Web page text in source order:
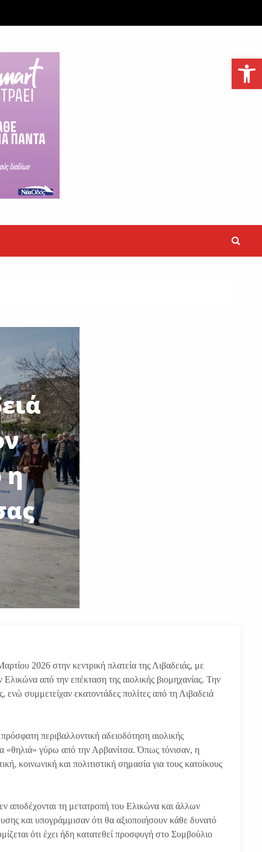
η
2026 στην κεντρική πλατεία της Λιβαδειάς, με
από την επέκταση της αιολικής βιομηχανίας. Την
συμμετείχαν εκατοντάδες πολίτες από τη Λιβαδειά
περιβαλλοντική αδειοδότηση αιολικής
«θηλιά» γύρω από την Αρβανίτσα. Όπως τόνισαν, η
κοινωνική και πολιτιστική σημασία για τους κατοίκους
αποδέχονται τη μετατροπή του Ελικώνα και άλλων
και υπογράμμισαν ότι θα αξιοποιήσουν κάθε δυνατό
ότι έχει ήδη κατατεθεί προσφυγή στο Συμβούλιο
Ανοίξτε τη γραμμή εργαλείων